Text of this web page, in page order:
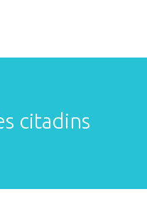
citadins